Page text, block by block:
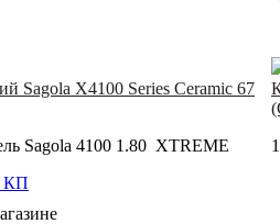
Sagola X4100 Series Ceramic 67
Sagola 4100 1.80 XTREME
КП